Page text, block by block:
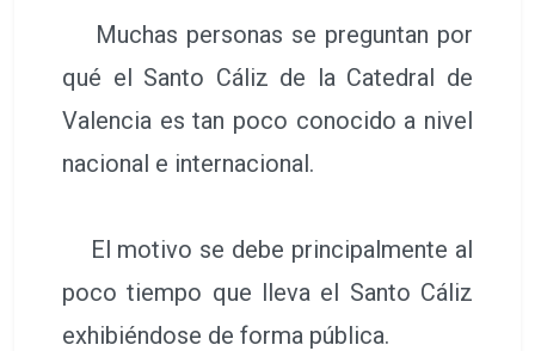
Muchas personas se preguntan por
qué el Santo Cáliz de la Catedral de
Valencia es tan poco conocido a nivel
nacional e internacional.
El motivo se debe principalmente al
poco tiempo que lleva el Santo Cáliz
exhibiéndose de forma pública.